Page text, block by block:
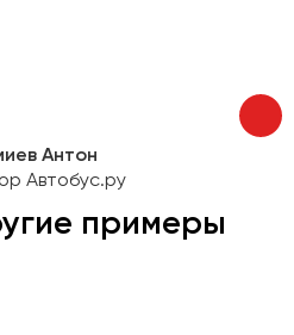
Антон
Автобус.ру
примеры